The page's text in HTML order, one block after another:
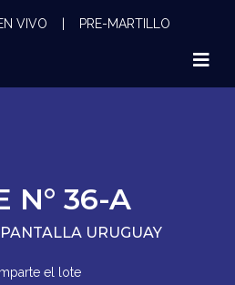
VIVO PRE-MARTILLO
N° 36-A
URUGUAY
el lote